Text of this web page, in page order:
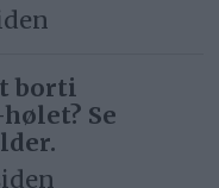
borti
Se